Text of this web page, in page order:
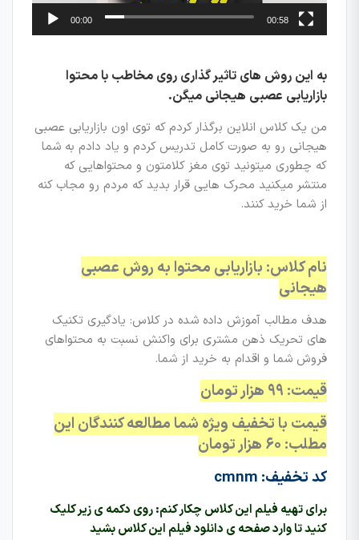
00:00 00:58
به این روش های تاثیر گذاری روی مخاطب با محتوا
بازاریابی عصبی هیجانی میگن.
من یک کلاس انلاین برگذار کردم که توی اون بازاریابی عصبی
هیجانی رو به صورت کامل تدریس کردم و یاد دادم به شما
که چطوری میتونید توی مغز کلامتون و محتواهایی که
منتشر میکنید محرک هایی قرار بدید که مردم رو مجاب کنه
از شما خرید کنند.
نام کلاس: بازاریابی محتوا به روش عصبی
هیجانی
هدف مطالب آموزش داده شده در کلاس: یادگیری تکنیک
های تحریک ذهن مشتری برای واکنش نسبت به محتواهای
فروش شما و اقدام به خرید از شما.
قیمت: ۹۹ هزار تومان
قیمت با تخفیف ویژه شما مطالعه کنندگان این
مطلب: ۶۰ هزار تومان
کد تخفیف: cmnm
برای تهیه فیلم این کلاس چکار کنم: روی دکمه ی زیر کلیک
کنید تا وارد صفحه ی دانلود فیلم این کلاس بشید